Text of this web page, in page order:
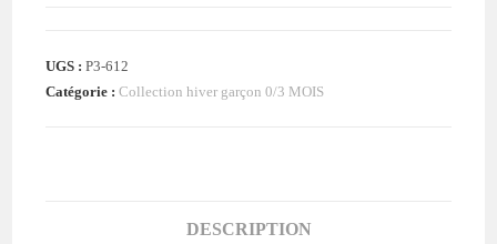
gris
jaune
UGS :P3-612
Catégorie :Collection hiver garçon 0/3 MOIS
DESCRIPTION